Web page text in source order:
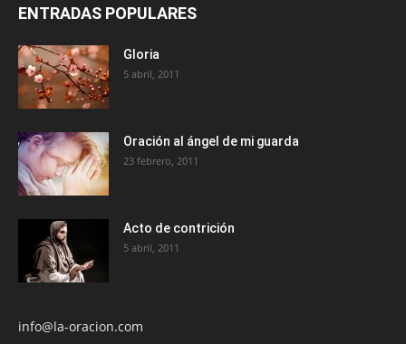
ENTRADAS POPULARES
Gloria
5 abril, 2011
Oración al ángel de mi guarda
23 febrero, 2011
Acto de contrición
5 abril, 2011
info@la-oracion.com